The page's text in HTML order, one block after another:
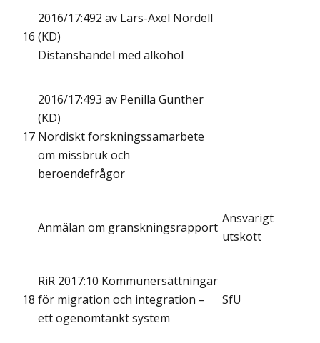
16
2016/17:492 av Lars-Axel Nordell
(KD)
Distanshandel med alkohol
17
2016/17:493 av Penilla Gunther
(KD)
Nordiskt forskningssamarbete
om missbruk och
beroendefrågor
Anmälan om granskningsrapport
Ansvarigt
utskott
18
RiR 2017:10 Kommunersättningar
för migration och integration –
ett ogenomtänkt system
SfU